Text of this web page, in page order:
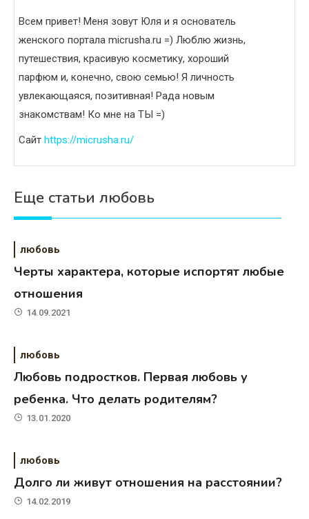
Всем привет! Меня зовут Юля и я основатель
женского портала micrusha.ru =) Люблю жизнь,
путешествия, красивую косметику, хороший
парфюм и, конечно, свою семью! Я личность
увлекающаяся, позитивная! Рада новым
знакомствам! Ко мне на ТЫ =)
Сайт https://micrusha.ru/
Еще статьи любовь
любовь
Черты характера, которые испортят любые
отношения
14.09.2021
любовь
Любовь подростков. Первая любовь у
ребенка. Что делать родителям?
13.01.2020
любовь
Долго ли живут отношения на расстоянии?
14.02.2019